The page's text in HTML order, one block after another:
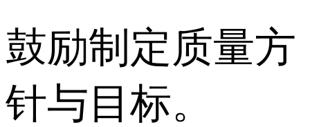
鼓励制定质量方
针与目标。